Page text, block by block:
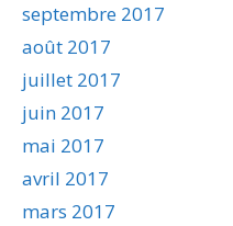
septembre 2017
août 2017
juillet 2017
juin 2017
mai 2017
avril 2017
mars 2017